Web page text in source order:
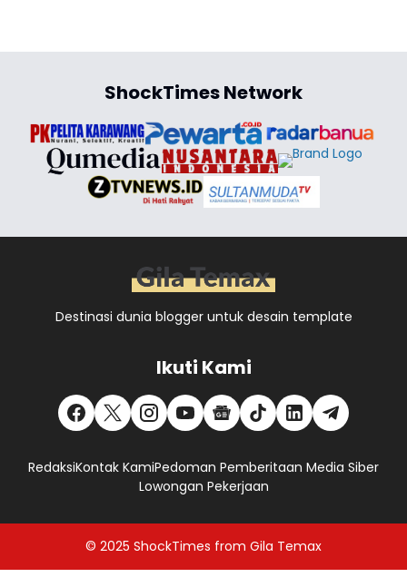
ShockTimes Network
Destinasi dunia blogger untuk desain template
Ikuti Kami
RedaksiKontak KamiPedoman Pemberitaan Media Siber
Lowongan Pekerjaan
© 2025 ShockTimes from Gila Temax